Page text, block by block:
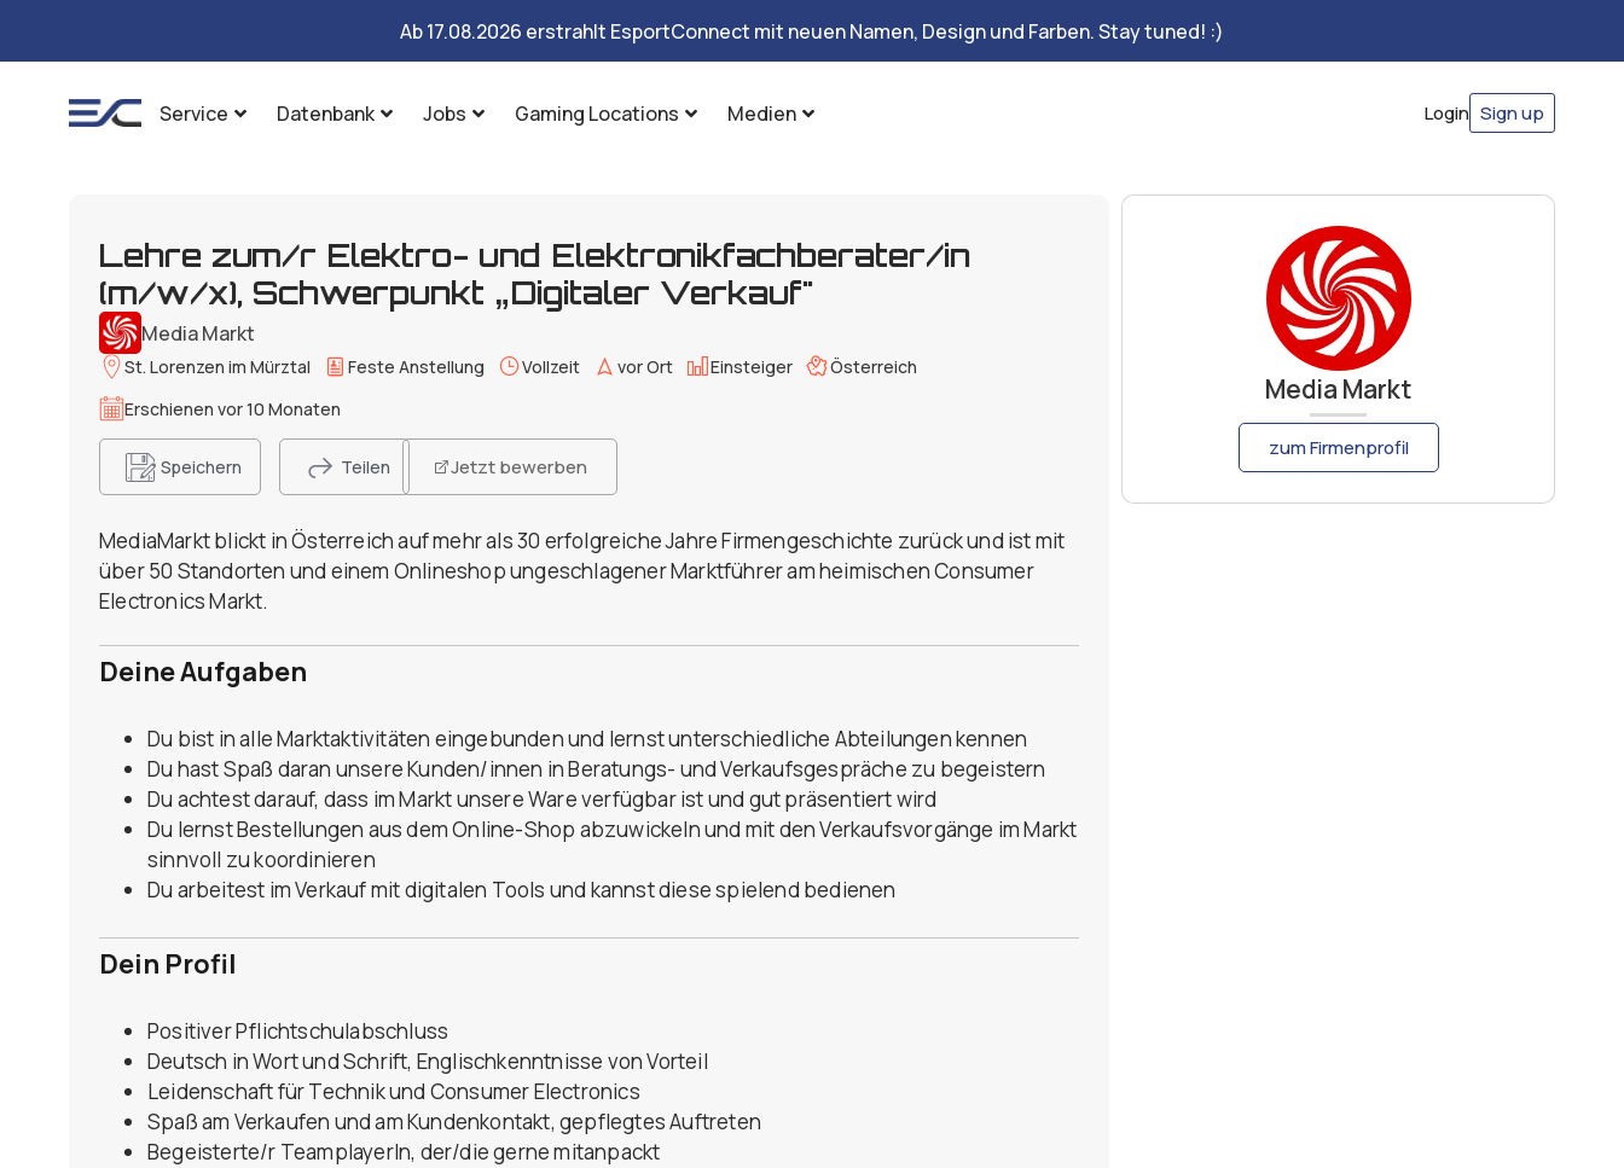
Ab 17.08.2026 erstrahlt EsportConnect mit neuen Namen, Design und Farben. Stay tuned! :)
Service Datenbank Jobs Gaming Locations Medien Login Sign up
Lehre zum/r Elektro- und Elektronikfachberater/in
(m/w/x), Schwerpunkt „Digitaler Verkauf"
Media Markt
St. Lorenzen im Mürztal Feste Anstellung Vollzeit vor Ort Einsteiger
Österreich
Erschienen vor 10 Monaten
Speichern Teilen Jetzt bewerben
MediaMarkt blickt in Österreich auf mehr als 30 erfolgreiche Jahre Firmengeschichte zurück und ist mit
über 50 Standorten und einem Onlineshop ungeschlagener Marktführer am heimischen Consumer
Electronics Markt.
Deine Aufgaben
Du bist in alle Marktaktivitäten eingebunden und lernst unterschiedliche Abteilungen kennen
Du hast Spaß daran unsere Kunden/innen in Beratungs- und Verkaufsgespräche zu begeistern
Du achtest darauf, dass im Markt unsere Ware verfügbar ist und gut präsentiert wird
Du lernst Bestellungen aus dem Online-Shop abzuwickeln und mit den Verkaufsvorgänge im Markt
sinnvoll zu koordinieren
Du arbeitest im Verkauf mit digitalen Tools und kannst diese spielend bedienen
Dein Profil
Positiver Pflichtschulabschluss
Deutsch in Wort und Schrift, Englischkenntnisse von Vorteil
Leidenschaft für Technik und Consumer Electronics
Spaß am Verkaufen und am Kundenkontakt, gepflegtes Auftreten
Begeisterte/r TeamplayerIn, der/die gerne mitanpackt
Media Markt
zum Firmenprofil